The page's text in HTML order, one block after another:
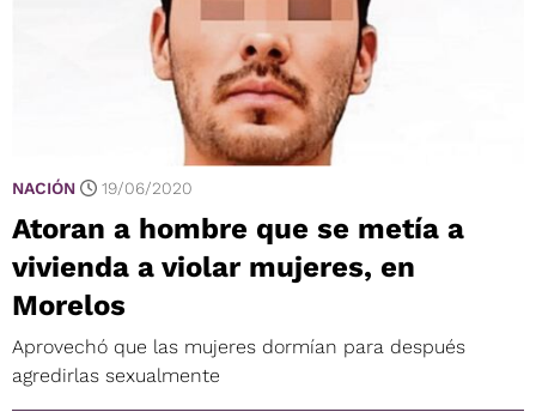
NACIÓN 19/06/2020
Atoran a hombre que se metía a
vivienda a violar mujeres, en
Morelos
Aprovechó que las mujeres dormían para después
agredirlas sexualmente